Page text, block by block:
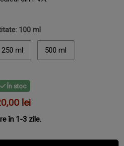
100 ml
250 ml 500 ml
În stoc
lei
în 1-3 zile.